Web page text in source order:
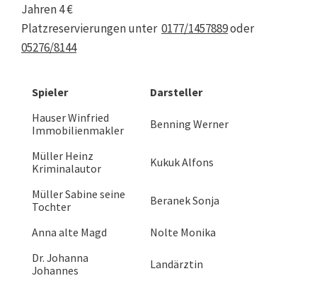
Jahren 4 €
Platzreservierungen unter 0177/1457889oder
05276/8144
Spieler
Darsteller
Hauser Winfried
Immobilienmakler
Benning Werner
Müller Heinz
Kriminalautor
Kukuk Alfons
Müller Sabine seine
Tochter
Beranek Sonja
Anna alte Magd
Nolte Monika
Dr. Johanna
Johannes
Landärztin